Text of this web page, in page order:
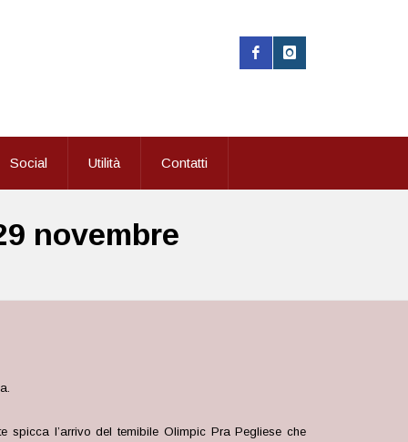
Social Utilità Contatti
novembre
l’arrivo del temibile Olimpic Pra Pegliese che